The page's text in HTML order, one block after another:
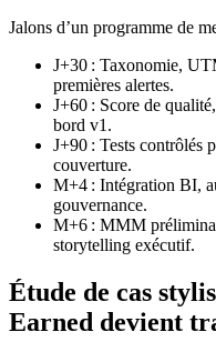
Jalons d’un programme de
J+30 : Taxonomie,
premières alertes.
J+60 : Score de
bord v1.
J+90 : Tests contrôlés
couverture.
M+4 : Intégration BI,
gouvernance.
M+6 : MMM
storytelling exécutif.
Étude de cas
Earned devient